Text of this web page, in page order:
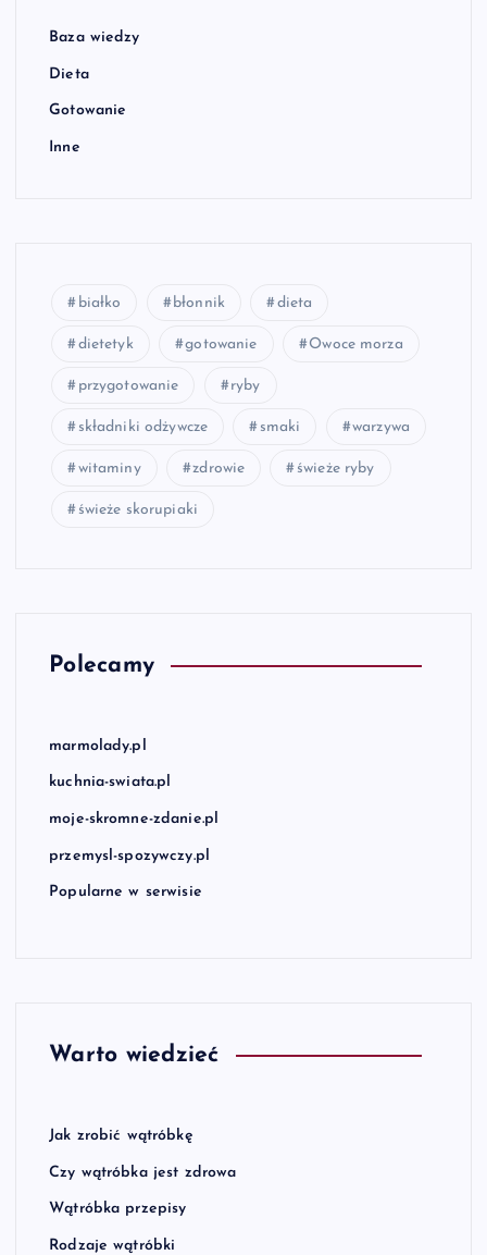
Baza wiedzy
Dieta
Gotowanie
Inne
białko błonnik dieta
dietetyk gotowanie Owoce morza
przygotowanie ryby
składniki odżywcze smaki warzywa
witaminy zdrowie świeże ryby
świeże skorupiaki
Polecamy
marmolady.pl
kuchnia-swiata.pl
moje-skromne-zdanie.pl
przemysl-spozywczy.pl
Popularne w serwisie
Warto wiedzieć
Jak zrobić wątróbkę
Czy wątróbka jest zdrowa
Wątróbka przepisy
Rodzaje wątróbki